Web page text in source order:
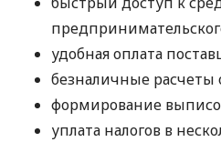
удобная оплата
безналичные расчеты
формирование
уплата налогов в